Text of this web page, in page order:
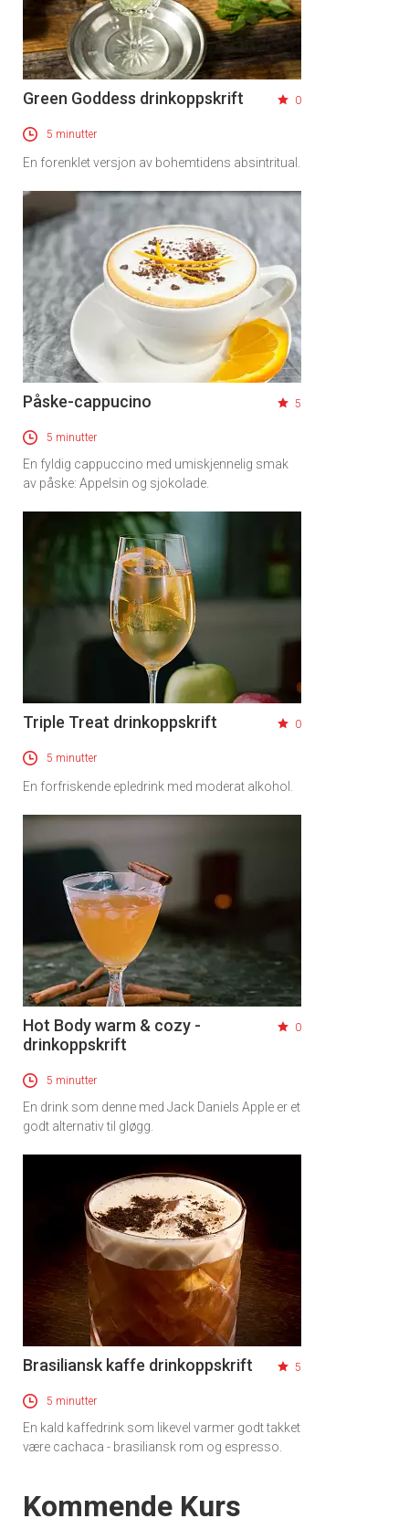
Green Goddess drinkoppskrift 0
5 minutter
En forenklet versjon av bohemtidens absintritual.
Påske-cappucino 5
5 minutter
En fyldig cappuccino med umiskjennelig smak
av påske: Appelsin og sjokolade.
Triple Treat drinkoppskrift 0
5 minutter
En forfriskende epledrink med moderat alkohol.
Hot Body warm & cozy -
drinkoppskrift
0
5 minutter
En drink som denne med Jack Daniels Apple er et
godt alternativ til gløgg.
Brasiliansk kaffe drinkoppskrift 5
5 minutter
En kald kaffedrink som likevel varmer godt takket
være cachaca - brasiliansk rom og espresso.
Events
Kommende Kurs